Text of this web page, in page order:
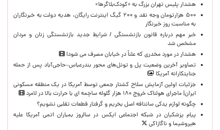
هشدار پلیس تهران بزرگ به «کودک‌بلاگرها»
۵۰۰ هزارتومان وجه نقد و ۲۰۰ گیگ اینترنت رایگان، هدیه دولت به خبرنگاران
به مناسبت روز خبرنگار
خبر مهم درباره قانون بازنشستگی / شرایط جدید بازنشستگی زنان و مردان
مشخص شد
هشدار در مورد مخدری که علناً در خیابان مصرف می شود!
تصاویر آخرین وضعیت پل و تونل‌های محور بندرعباس–حاجی‌آباد پس از حمله
جنایتکارانه آمریکا
جزئیات اولین آزمایش سلاح کشتار جمعی توسط آمریکا در یک منطقه مسکونی
ایران| ماجرای هولناک خروج ۱۸۰ هزار گلوله ساچمه ای با حرارت بالا در لامرد
چگونه لوازم یدکی سانتافه اصل بخریم و گرفتار قطعات تقلبی نشویم؟
پیام پزشکیان در شبکه اجتماعی ایکس در سالروز بمباران اتمی آمریکا علیه
هیروشیما و ناگازاکی